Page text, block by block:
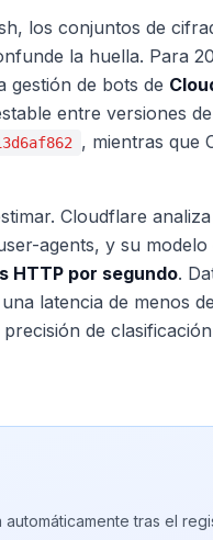
los conjuntos de
la huella. Para
gestión de bots de
entre versiones
, mientras que
Cloudflare
agents, y su
HTTP por segundo.
latencia de menos
de
tras el